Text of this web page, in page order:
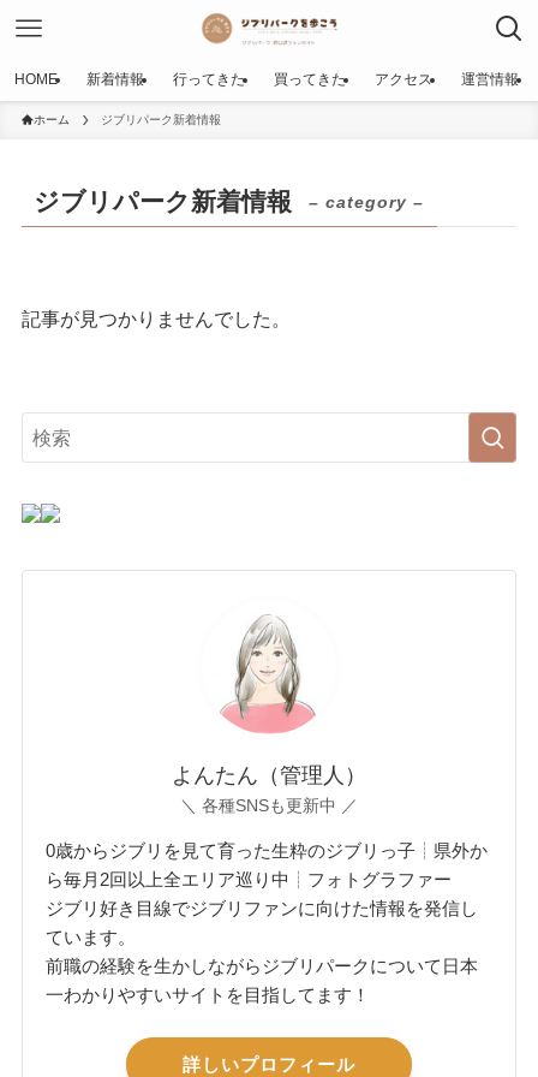
HOME 新着情報 行ってきた 買ってきた アクセス 運営情報
ホーム ジブリパーク新着情報
ジブリパーク新着情報 – category –
記事が見つかりませんでした。
よんたん（管理人）
＼ 各種SNSも更新中 ／
0歳からジブリを見て育った生粋のジブリっ子┊県外か
ら毎月2回以上全エリア巡り中┊フォトグラファー
ジブリ好き目線でジブリファンに向けた情報を発信し
ています。
前職の経験を生かしながらジブリパークについて日本
一わかりやすいサイトを目指してます！
詳しいプロフィール